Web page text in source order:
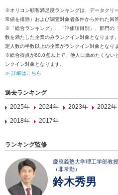
※オリコン顧客満足度ランキングは、データクリ
常値を排除）および調査対象者条件から外れた回
※「総合ランキング」、「評価項目別」、部門の
数を満たした企業のみランクイン対象となります
定人数の半数以上の企業がランクイン対象となりま
※総合得点が60.0点以上で、他人に薦めたくない
ンクイン対象となります。
≫ 詳細はこちら
過去ランキング
2025年
2024年 2023年 2022年
2018年
2017年
ランキング監修
慶應義塾大学理工学部教
（非常勤）
鈴木秀男